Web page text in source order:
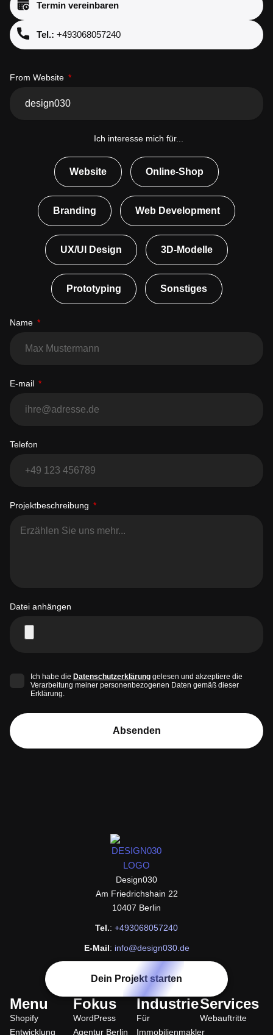
Termin vereinbaren
Tel.: +493068057240
From Website
Ich interesse mich für...
Website Online-Shop
Branding Web Development
UX/UI Design 3D-Modelle
Prototyping Sonstiges
Name
E-mail
Telefon
Projektbeschreibung
Datei anhängen
Ich habe die Datenschutzerklärung gelesen und akzeptiere die
Verarbeitung meiner personenbezogenen Daten gemäß dieser
Erklärung.
Absenden
design030
Design030
Am Friedrichshain 22
10407 Berlin
Tel.: +493068057240
E-Mail: info@design030.de
Menu
Shopify
Entwicklung
Fokus
WordPress
Agentur Berlin
Industrie
Für
Immobilienmakler
Services
Webauftritte
Dein Projekt starten